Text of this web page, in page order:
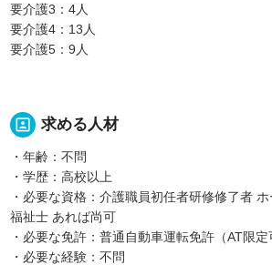
要介護3：4人
要介護4：13人
要介護5：9人
portrait 求める人材
・年齢：不問
・学歴：高校以上
・必要な資格：介護職員初任者研修修了者
福祉士 あれば尚可
・必要な免許：普通自動車運転免許（AT限
・必要な経験：不問